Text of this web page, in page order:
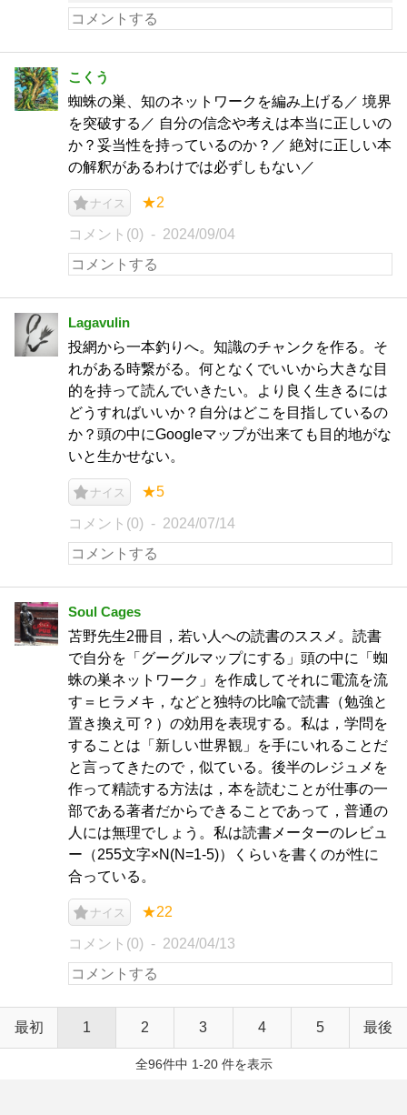
こくう
蜘蛛の巣、知のネットワークを編み上げる／ 境界
を突破する／ 自分の信念や考えは本当に正しいの
か？妥当性を持っているのか？／ 絶対に正しい本
の解釈があるわけでは必ずしもない／
ナイス ★2
コメント(0) 2024/09/04
Lagavulin
投網から一本釣りへ。知識のチャンクを作る。そ
れがある時繋がる。何となくでいいから大きな目
的を持って読んでいきたい。より良く生きるには
どうすればいいか？自分はどこを目指しているの
か？頭の中にGoogleマップが出来ても目的地がな
いと生かせない。
ナイス ★5
コメント(0) 2024/07/14
Soul Cages
苫野先生2冊目，若い人への読書のススメ。読書
で自分を「グーグルマップにする」頭の中に「蜘
蛛の巣ネットワーク」を作成してそれに電流を流
す＝ヒラメキ，などと独特の比喩で読書（勉強と
置き換え可？）の効用を表現する。私は，学問を
することは「新しい世界観」を手にいれることだ
と言ってきたので，似ている。後半のレジュメを
作って精読する方法は，本を読むことが仕事の一
部である著者だからできることであって，普通の
人には無理でしょう。私は読書メーターのレビュ
ー（255文字×N(N=1-5)）くらいを書くのが性に
合っている。
ナイス ★22
コメント(0) 2024/04/13
最初 1 2 3 4 5 最後
全96件中 1-20 件を表示